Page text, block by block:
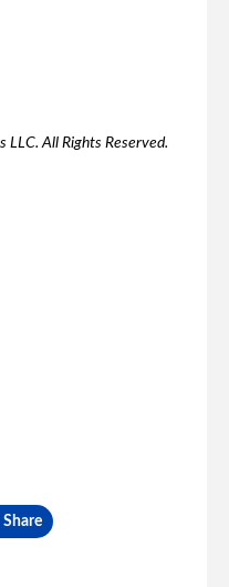
All Rights Reserved.
Share